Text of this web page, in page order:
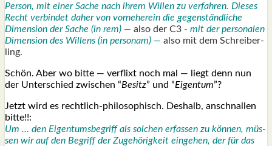
Per­son, mit einer Sache nach ihrem Wil­len zu ver­fah­ren. Die­ses
Recht ver­bin­det daher von vor­ne­her­ein die gegen­ständ­li­che
Dimen­si­on der Sache (in rem) — also der C3 - mit der per­so­na­len
Dimen­si­on des Wil­lens (in per­so­nam) — also mit dem Schrei­ber­
ling.
Schön. Aber wo bit­te — ver­flixt noch mal — liegt denn nun
der Unter­schied zwi­schen “Besitz” und “Eigen­tum”?
Jetzt wird es recht­lich-phi­lo­so­phisch. Des­halb, anschnal­len
bit­te!!:
Um … den Eigen­tums­be­griff als sol­chen erfas­sen zu kön­nen, müs­
sen wir auf den Begriff der Zuge­hö­rig­keit ein­ge­hen, der für das